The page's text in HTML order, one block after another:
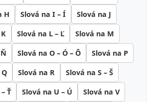
H Slová na I – Í Slová na J
Slová na L – Ľ Slová na M
Slová na O – Ó – Ô Slová na P
Slová na R Slová na S – Š
Ť Slová na U – Ú Slová na V